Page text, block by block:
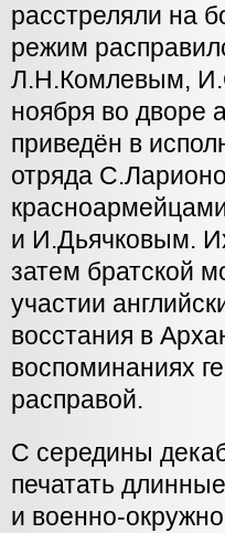
расстреляли на
режим
Л.Н.Комлевым,
ноября во дворе
приведён в
отряда
и И.Дьячковым.
затем братской
участии
восстания в
воспоминаниях
расправой.
С середины
печатать
и военно-